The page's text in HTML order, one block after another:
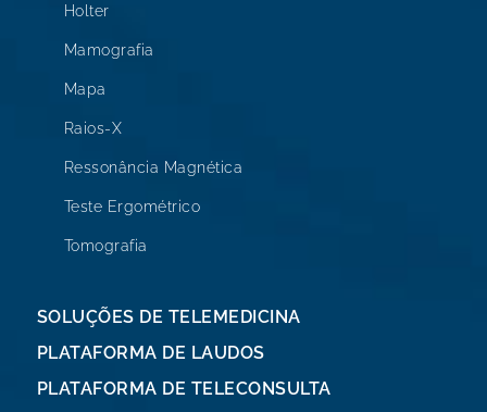
Holter
Mamografia
Mapa
Raios-X
Ressonância Magnética
Teste Ergométrico
Tomografia
SOLUÇÕES DE TELEMEDICINA
PLATAFORMA DE LAUDOS
PLATAFORMA DE TELECONSULTA